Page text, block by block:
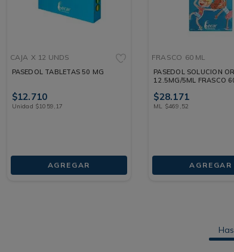
CAJA X 12 UNDS
PASEDOL TABLETAS 50 MG
$12.710
Unidad $1059,17
AGREGAR
FRASCO 60 ML
PASEDOL SOLUCION
12.5MG/5ML FRASCO
$28.171
ML $469 ,52
AGREGAR